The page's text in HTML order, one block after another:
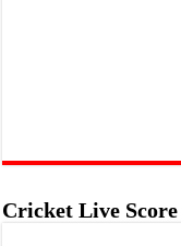
Cricket Live Score